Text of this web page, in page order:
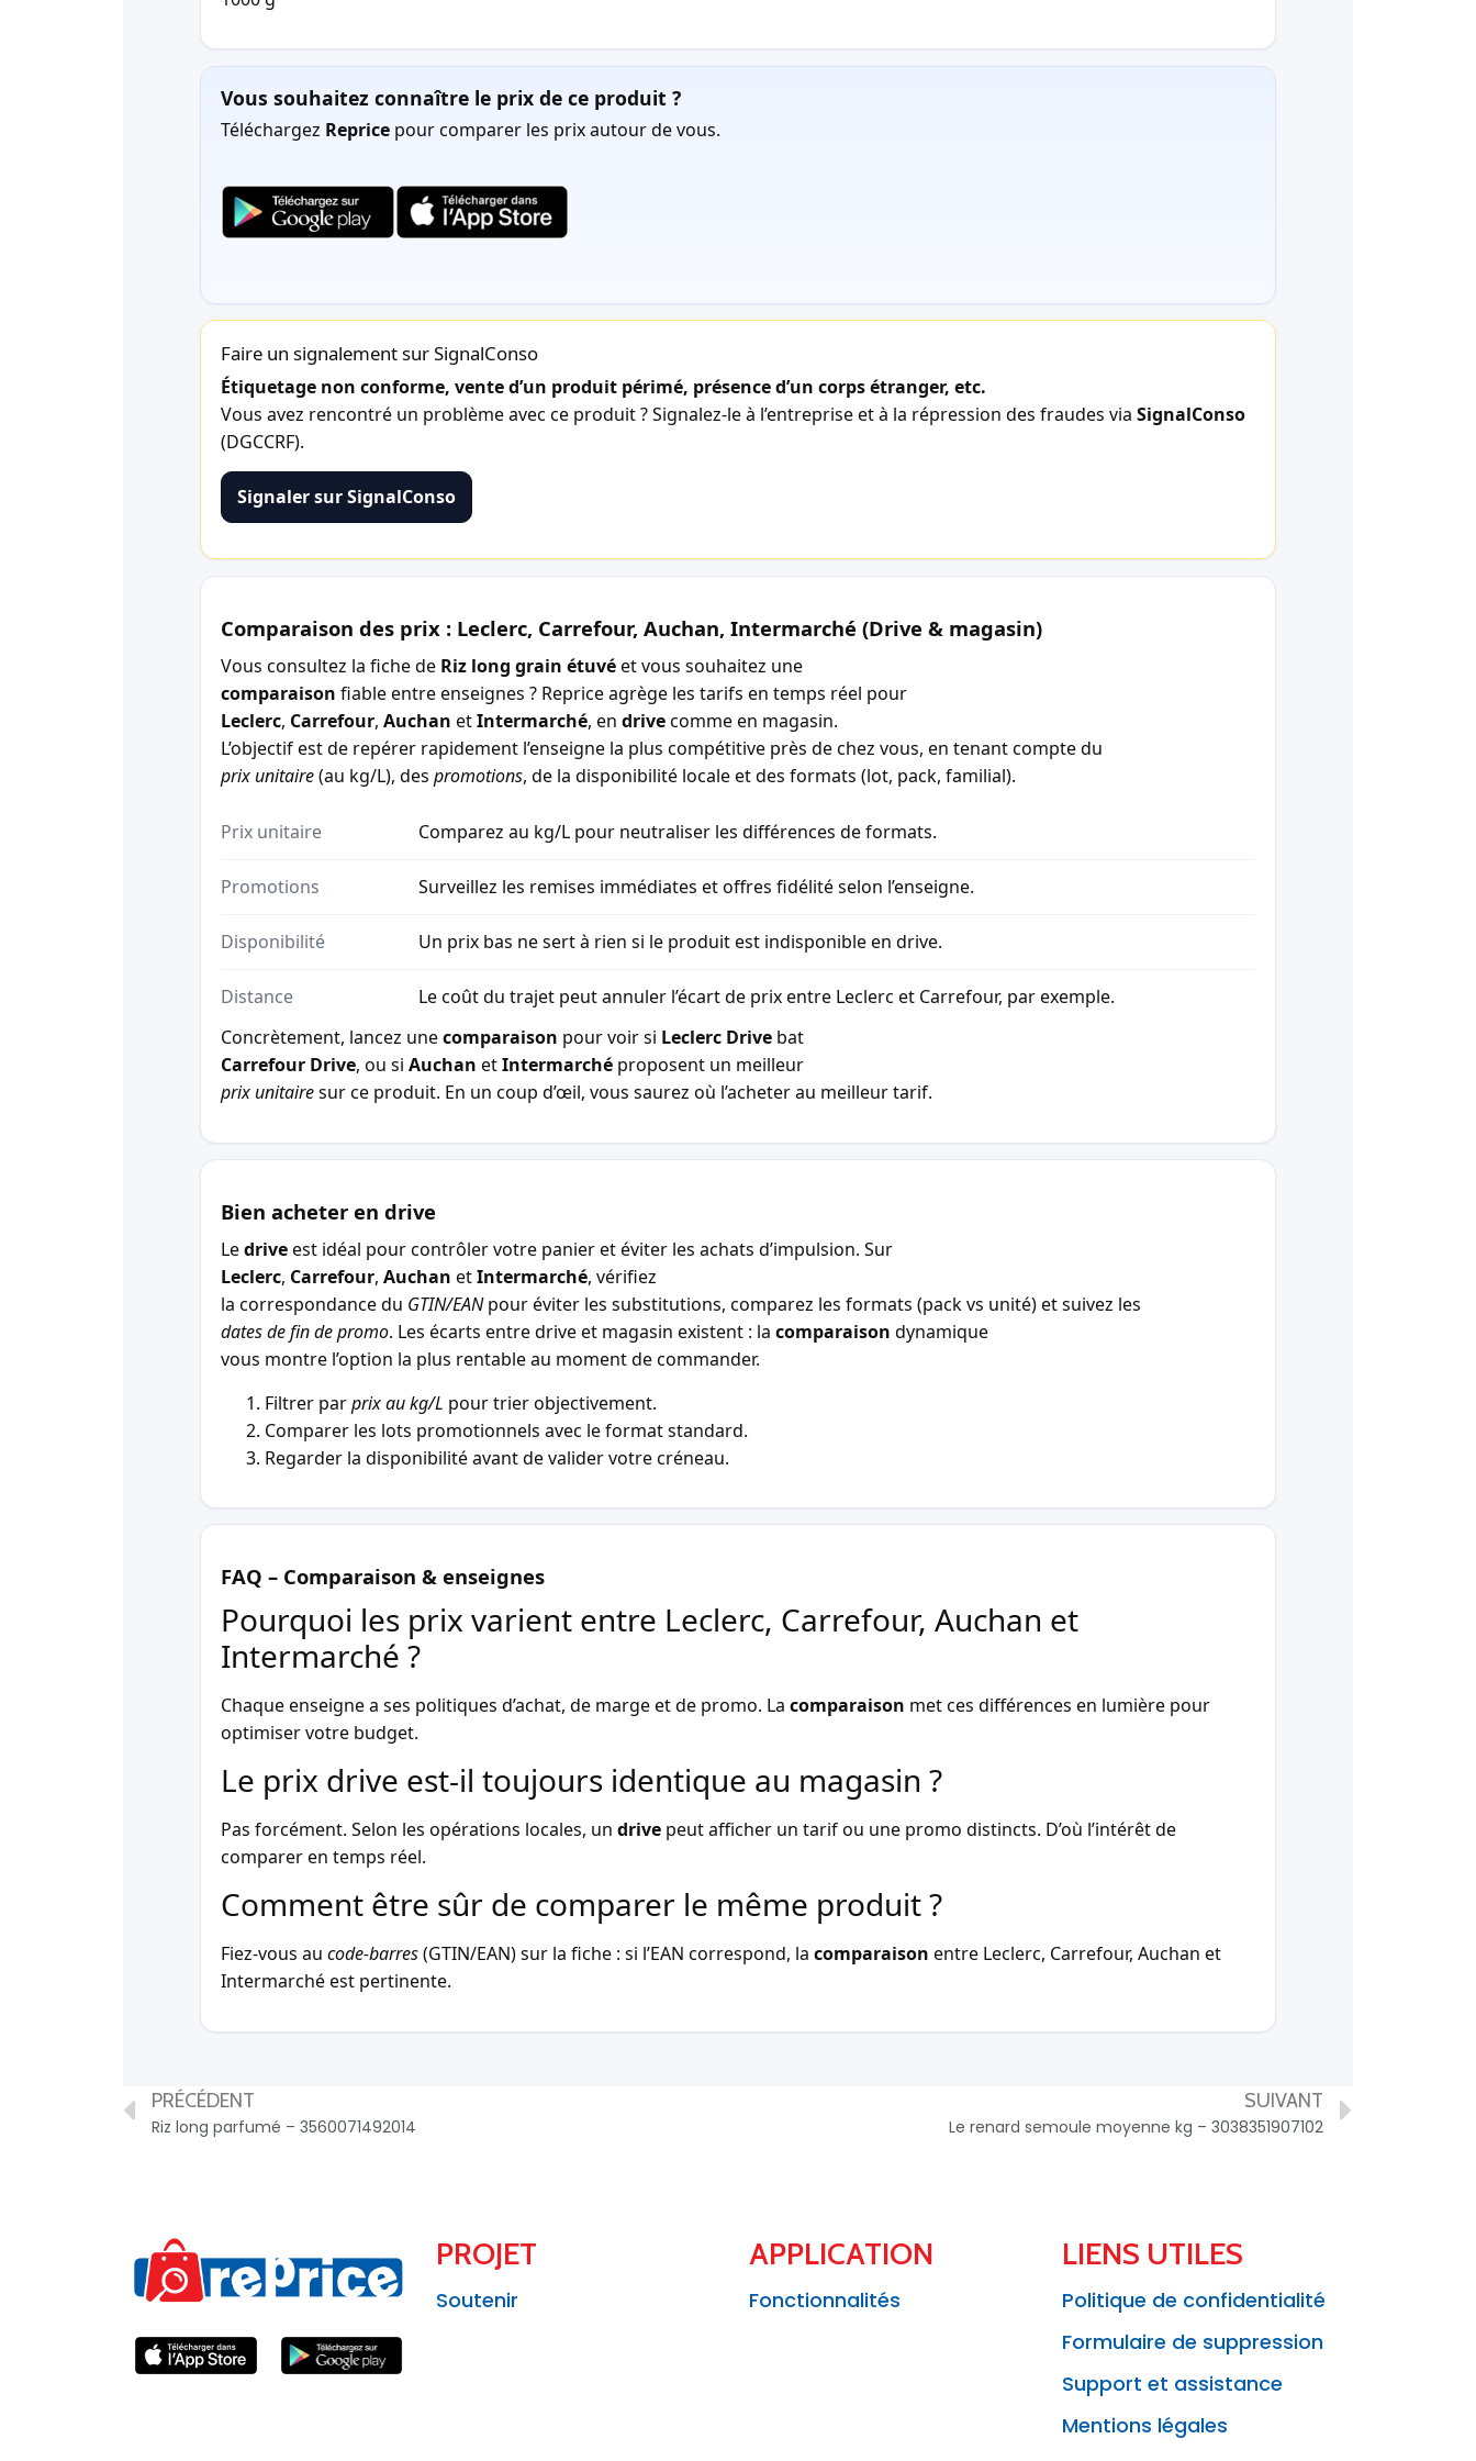
Vous souhaitez connaître le prix de ce produit ?
Téléchargez Reprice pour comparer les prix autour de vous.
Faire un signalement sur SignalConso
Étiquetage non conforme, vente d’un produit périmé, présence d’un corps étranger, etc.
Vous avez rencontré un problème avec ce produit ? Signalez-le à l’entreprise et à la répression des fraudes via SignalConso
(DGCCRF).
Signaler sur SignalConso
Comparaison des prix : Leclerc, Carrefour, Auchan, Intermarché (Drive & magasin)
Vous consultez la fiche de Riz long grain étuvéet vous souhaitez une
comparaison fiable entre enseignes ? Reprice agrège les tarifs en temps réel pour
Leclerc, Carrefour, Auchan etIntermarché, en drivecomme en magasin.
L’objectif est de repérer rapidement l’enseigne la plus compétitive près de chez vous, en tenant compte du
prix unitaire(au kg/L), des promotions, de la disponibilité locale et des formats (lot, pack, familial).
Prix unitaire Comparez au kg/L pour neutraliser les différences de formats.
Promotions Surveillez les remises immédiates et offres fidélité selon l’enseigne.
Disponibilité Un prix bas ne sert à rien si le produit est indisponible en drive.
Distance
Le coût du trajet peut annuler l’écart de prix entre Leclerc et Carrefour, par exemple.
Concrètement, lancez unecomparaison pour voir si Leclerc Drive bat
Carrefour Drive, ou si Auchan etIntermarché proposent un meilleur
prix unitairesur ce produit. En un coup d’œil, vous saurez où l’acheter au meilleur tarif.
Bien acheter en drive
Ledriveest idéal pour contrôler votre panier et éviter les achats d’impulsion. Sur
Leclerc, Carrefour, Auchan etIntermarché, vérifiez
la correspondance du GTIN/EANpour éviter les substitutions, comparez les formats (pack vs unité) et suivez les
dates de fin de promo. Les écarts entre drive et magasin existent : la comparaison dynamique
vous montre l’option la plus rentable au moment de commander.
Filtrer parprix au kg/L pour trier objectivement.
Comparer les lots promotionnels avec le format standard.
Regarder la disponibilité avant de valider votre créneau.
FAQ – Comparaison & enseignes
Pourquoi les prix varient entre Leclerc, Carrefour, Auchan et
Intermarché ?
Chaque enseigne a ses politiques d’achat, de marge et de promo. La comparaison met ces différences en lumière pour
optimiser votre budget.
Le prix drive est-il toujours identique au magasin ?
Pas forcément. Selon les opérations locales, un drive peut afficher un tarif ou une promo distincts. D’où l’intérêt de
comparer en temps réel.
Comment être sûr de comparer le même produit ?
Fiez-vous au code-barres(GTIN/EAN) sur la fiche : si l’EAN correspond, la comparaison entre Leclerc, Carrefour, Auchan et
Intermarché est pertinente.
PRÉCÉDENT
Riz long parfumé – 3560071492014
SUIVANT
Le renard semoule moyenne kg – 3038351907102
PROJET
Soutenir
APPLICATION
Fonctionnalités
LIENS UTILES
Politique de confidentialité
Formulaire de suppression
Support et assistance
Mentions légales